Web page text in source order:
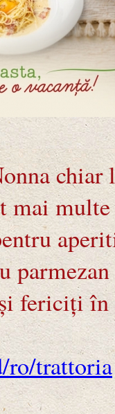
mai
fericiți în
ro/trattoria